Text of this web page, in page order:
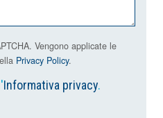
Vengono applicate le
Privacy Policy.
Informativa privacy.